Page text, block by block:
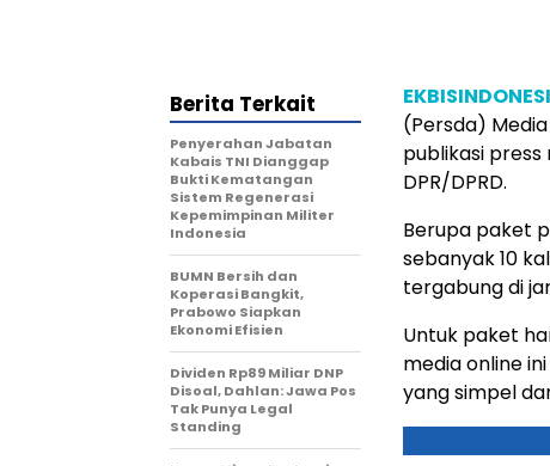
(Persda)
publikasi
DPR/DPRD.
Berupa paket
sebanyak 10
tergabung di
Untuk paket
media online
yang simpel
Berita Terkait
Penyerahan Jabatan
Kabais TNI Dianggap
Bukti Kematangan
Sistem Regenerasi
Kepemimpinan Militer
Indonesia
BUMN Bersih dan
Koperasi Bangkit,
Prabowo Siapkan
Ekonomi Efisien
Dividen Rp89 Miliar DNP
Disoal, Dahlan: Jawa Pos
Tak Punya Legal
Standing